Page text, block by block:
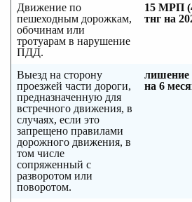
Движение по
пешеходным дорожкам,
обочинам или
тротуарам в нарушение
ПДД.
15 МРП
тнг на
Выезд на сторону
проезжей части дороги,
предназначенную для
встречного движения, в
случаях, если это
запрещено правилами
дорожного движения, в
том числе
сопряженный с
разворотом или
поворотом.
лишение
на 6